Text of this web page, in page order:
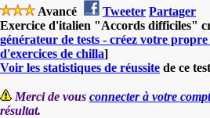
Avancé Tweeter Partager
Exercice d'italien "Accords difficiles"
générateur de tests - créez votre propre
d'exercices de chilla]
Voir les statistiques de réussite de ce
Merci de vous connecter à votre
résultat.